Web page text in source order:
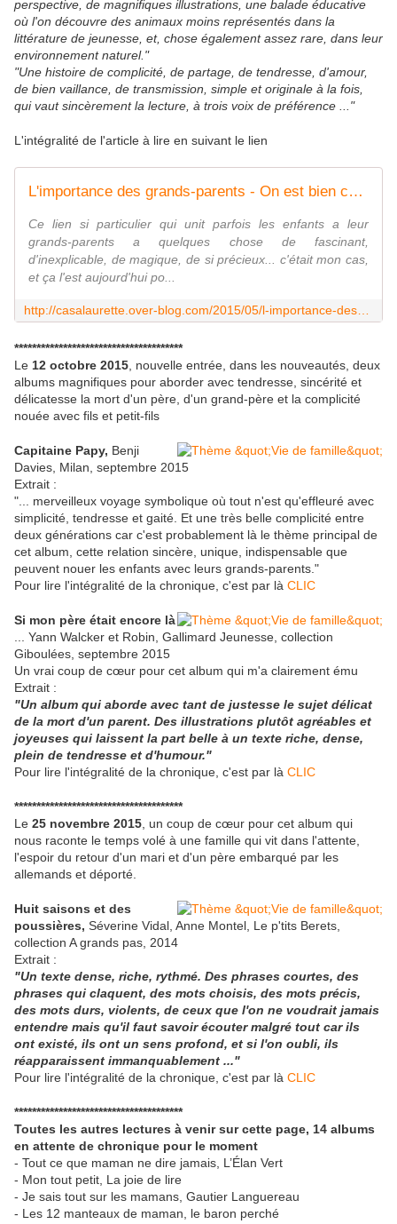
perspective, de magnifiques illustrations, une balade éducative
où l'on découvre des animaux moins représentés dans la
littérature de jeunesse, et, chose également assez rare, dans leur
environnement naturel."
"Une histoire de complicité, de partage, de tendresse, d'amour,
de bien vaillance, de transmission, simple et originale à la fois,
qui vaut sincèrement la lecture, à trois voix de préférence ..."
L'intégralité de l'article à lire en suivant le lien
L'importance des grands-parents - On est bien chez laurette
Ce lien si particulier qui unit parfois les enfants a leur
grands-parents a quelques chose de fascinant,
d'inexplicable, de magique, de si précieux... c'était mon cas,
et ça l'est aujourd'hui po...
**************************************
Le 12 octobre 2015 , nouvelle entrée, dans les nouveautés, deux
albums magnifiques pour aborder avec tendresse, sincérité et
délicatesse la mort d'un père, d'un grand-père et la complicité
nouée avec fils et petit-fils
Capitaine Papy, Benji
Davies, Milan, septembre 2015
Extrait :
"... merveilleux voyage symbolique où tout n'est qu'effleuré avec
simplicité, tendresse et gaité. Et une très belle complicité entre
deux générations car c'est probablement là le thème principal de
cet album, cette relation sincère, unique, indispensable que
peuvent nouer les enfants avec leurs grands-parents."
Pour lire l'intégralité de la chronique, c'est par là CLIC
Si mon père était encore là
... Yann Walcker et Robin, Gallimard Jeunesse, collection
Giboulées, septembre 2015
Un vrai coup de cœur pour cet album qui m'a clairement ému
Extrait :
"Un album qui aborde avec tant de justesse le sujet délicat
de la mort d'un parent. Des illustrations plutôt agréables et
joyeuses qui laissent la part belle à un texte riche, dense,
plein de tendresse et d'humour."
Pour lire l'intégralité de la chronique, c'est par là CLIC
**************************************
Le 25 novembre 2015 , un coup de cœur pour cet album qui
nous raconte le temps volé à une famille qui vit dans l'attente,
l'espoir du retour d'un mari et d'un père embarqué par les
allemands et déporté.
Huit saisons et des
poussières, Séverine Vidal, Anne Montel, Le p'tits Berets,
collection A grands pas, 2014
Extrait :
"Un texte dense, riche, rythmé. Des phrases courtes, des
phrases qui claquent, des mots choisis, des mots précis,
des mots durs, violents, de ceux que l'on ne voudrait jamais
entendre mais qu'il faut savoir écouter malgré tout car ils
ont existé, ils ont un sens profond, et si l'on oubli, ils
réapparaissent immanquablement ..."
Pour lire l'intégralité de la chronique, c'est par là CLIC
**************************************
Toutes les autres lectures à venir sur cette page, 14 albums
en attente de chronique pour le moment
- Tout ce que maman ne dire jamais, L’Élan Vert
- Mon tout petit, La joie de lire
- Je sais tout sur les mamans, Gautier Languereau
- Les 12 manteaux de maman, le baron perché